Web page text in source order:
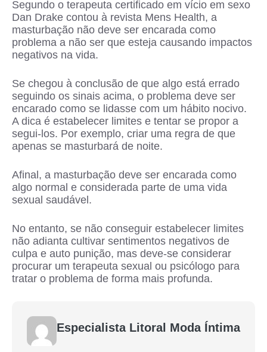
Segundo o terapeuta certificado em vício em sexo
Dan Drake contou à revista Mens Health, a
masturbação não deve ser encarada como
problema a não ser que esteja causando impactos
negativos na vida.
Se chegou à conclusão de que algo está errado
seguindo os sinais acima, o problema deve ser
encarado como se lidasse com um hábito nocivo.
A dica é estabelecer limites e tentar se propor a
segui-los. Por exemplo, criar uma regra de que
apenas se masturbará de noite.
Afinal, a masturbação deve ser encarada como
algo normal e considerada parte de uma vida
sexual saudável.
No entanto, se não conseguir estabelecer limites
não adianta cultivar sentimentos negativos de
culpa e auto punição, mas deve-se considerar
procurar um terapeuta sexual ou psicólogo para
tratar o problema de forma mais profunda.
Especialista Litoral Moda Íntima